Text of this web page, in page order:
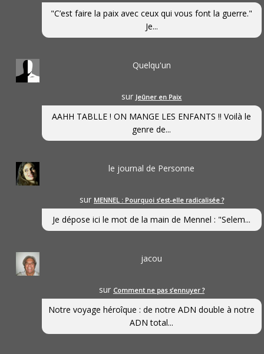
"C’est faire la paix avec ceux qui vous font la guerre."
Je...
Quelqu'un
sur Jeûner en Paix
AAHH TABLLE ! ON MANGE LES ENFANTS !! Voilà le
genre de...
le journal de Personne
sur MENNEL : Pourquoi s’est-elle radicalisée ?
Je dépose ici le mot de la main de Mennel : "Selem...
jacou
sur Comment ne pas s’ennuyer ?
Notre voyage héroîque : de notre ADN double à notre
ADN total...